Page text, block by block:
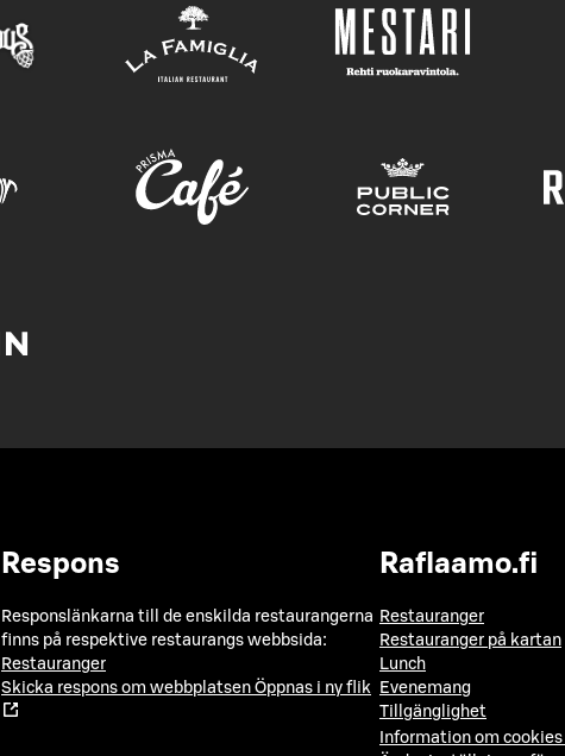
Respons
Responslänkarna till de enskilda restaurangerna
finns på respektive restaurangs webbsida:
Restauranger
Skicka respons om webbplatsen Öppnas i ny flik
Raflaamo.fi
Restauranger
Restauranger på kartan
Lunch
Evenemang
Tillgänglighet
Information om cookies